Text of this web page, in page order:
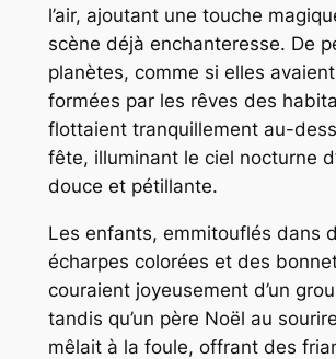
l’air, ajoutant une touche
scène déjà enchanteresse. De
planètes, comme si elles
formées par les rêves des
flottaient tranquillement au-
fête, illuminant le ciel nocturne
douce et pétillante.
Les enfants, emmitouflés dans
écharpes colorées et des
couraient joyeusement d’un
tandis qu’un père Noël au
mêlait à la foule, offrant des